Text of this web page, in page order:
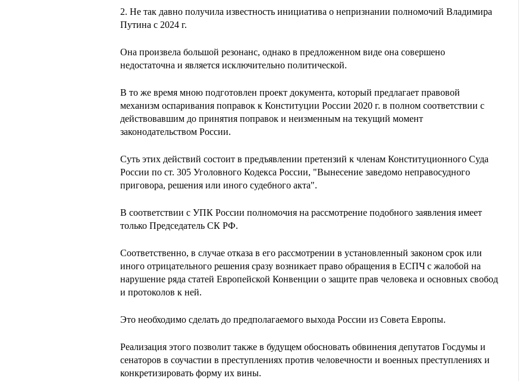
2. Не так давно получила известность инициатива о непризнании полномочий Владимира
Путина с 2024 г.
Она произвела большой резонанс, однако в предложенном виде она совершено
недостаточна и является исключительно политической.
В то же время мною подготовлен проект документа, который предлагает правовой
механизм оспаривания поправок к Конституции России 2020 г. в полном соответствии с
действовавшим до принятия поправок и неизменным на текущий момент
законодательством России.
Суть этих действий состоит в предъявлении претензий к членам Конституционного Суда
России по ст. 305 Уголовного Кодекса России, "Вынесение заведомо неправосудного
приговора, решения или иного судебного акта".
В соответствии с УПК России полномочия на рассмотрение подобного заявления имеет
только Председатель СК РФ.
Соответственно, в случае отказа в его рассмотрении в установленный законом срок или
иного отрицательного решения сразу возникает право обращения в ЕСПЧ с жалобой на
нарушение ряда статей Европейской Конвенции о защите прав человека и основных свобод
и протоколов к ней.
Это необходимо сделать до предполагаемого выхода России из Совета Европы.
Реализация этого позволит также в будущем обосновать обвинения депутатов Госдумы и
сенаторов в соучастии в преступлениях против человечности и военных преступлениях и
конкретизировать форму их вины.